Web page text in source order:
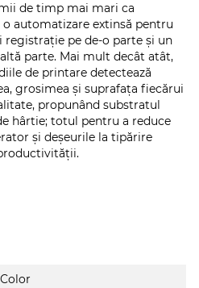
de timp mai mari ca
o automatizare extinsă pentru
pe de-o parte şi un
parte. Mai mult decât atât,
de printare detectează
grosimea şi suprafaţa fiecărui
propunând substratul
hârtie; totul pentru a reduce
şi deşeurile la tipărire
Color